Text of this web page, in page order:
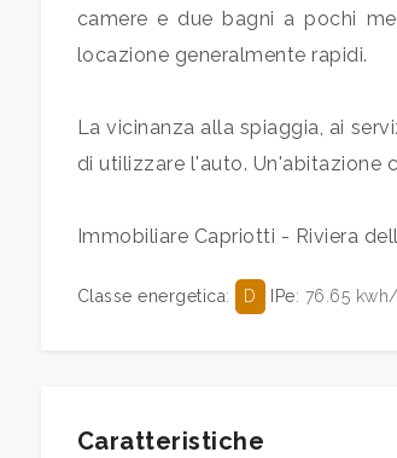
camere e due bagni a pochi
locazione generalmente rapidi.
La vicinanza alla spiaggia, ai
di utilizzare l'auto. Un'abitazione
Immobiliare Capriotti - Riviera
Classe energetica: D IPe: 76.65
Caratteristiche
Bagni